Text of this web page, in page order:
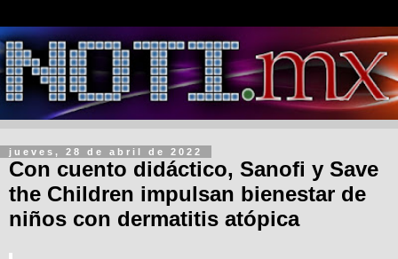
jueves, 28 de abril de 2022
Con cuento didáctico, Sanofi y Save
the Children impulsan bienestar de
niños con dermatitis atópica